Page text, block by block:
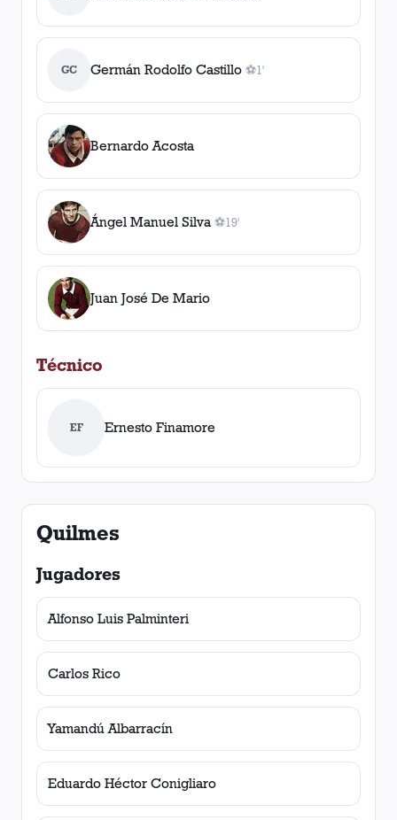
GC Germán Rodolfo Castillo ⚽
1gol
1'
Bernardo Acosta
Ángel Manuel Silva ⚽
1gol
19'
Juan José De Mario
Técnico
EF Ernesto Finamore
Quilmes
Jugadores
Alfonso Luis Palminteri
Carlos Rico
Yamandú Albarracín
Eduardo Héctor Conigliaro